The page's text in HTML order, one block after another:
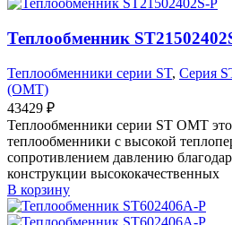
Теплообменник
Теплообменники серии ST, Серия
(OMT)
43429 ₽
Теплообменники серии ST OMT
теплообменники с высокой
сопротивлением давлению
конструкции высококачественных
В корзину